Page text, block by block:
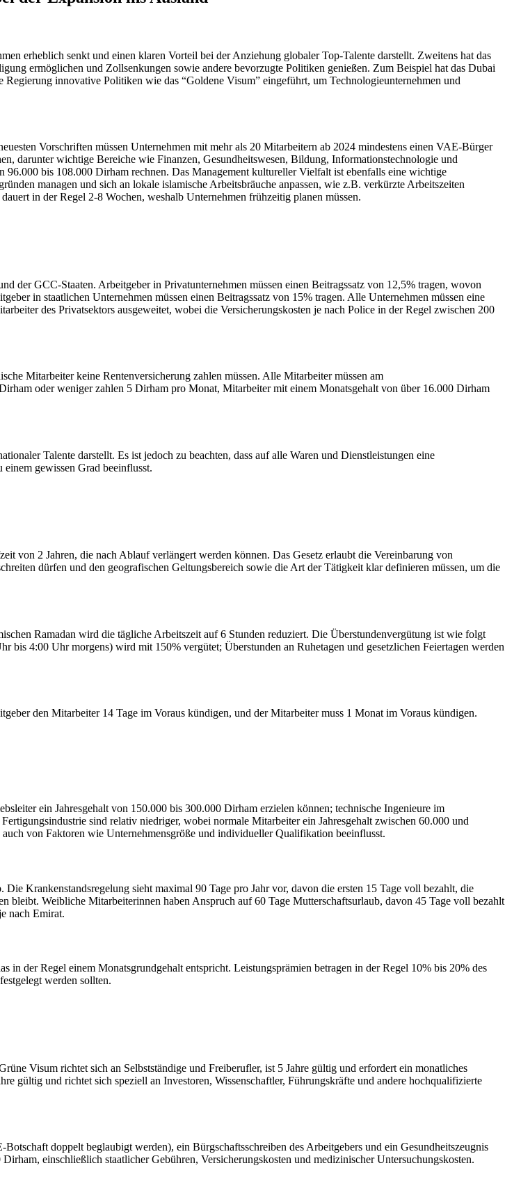
erheblich senkt und einen klaren Vorteil bei der Anziehung globaler Top-Talente darstellt. Zweitens hat das
ermöglichen und Zollsenkungen sowie andere bevorzugte Politiken genießen. Zum Beispiel hat das Dubai
innovative Politiken wie das “Goldene Visum” eingeführt, um Technologieunternehmen und
Vorschriften müssen Unternehmen mit mehr als 20 Mitarbeitern ab 2024 mindestens einen VAE-Bürger
darunter wichtige Bereiche wie Finanzen, Gesundheitswesen, Bildung, Informationstechnologie und
bis 108.000 Dirham rechnen. Das Management kultureller Vielfalt ist ebenfalls eine wichtige
managen und sich an lokale islamische Arbeitsbräuche anpassen, wie z.B. verkürzte Arbeitszeiten
in der Regel 2-8 Wochen, weshalb Unternehmen frühzeitig planen müssen.
der GCC-Staaten. Arbeitgeber in Privatunternehmen müssen einen Beitragssatz von 12,5% tragen, wovon
in staatlichen Unternehmen müssen einen Beitragssatz von 15% tragen. Alle Unternehmen müssen eine
des Privatsektors ausgeweitet, wobei die Versicherungskosten je nach Police in der Regel zwischen 200
Mitarbeiter keine Rentenversicherung zahlen müssen. Alle Mitarbeiter müssen am
oder weniger zahlen 5 Dirham pro Monat, Mitarbeiter mit einem Monatsgehalt von über 16.000 Dirham
Talente darstellt. Es ist jedoch zu beachten, dass auf alle Waren und Dienstleistungen eine
gewissen Grad beeinflusst.
von 2 Jahren, die nach Ablauf verlängert werden können. Das Gesetz erlaubt die Vereinbarung von
dürfen und den geografischen Geltungsbereich sowie die Art der Tätigkeit klar definieren müssen, um die
Ramadan wird die tägliche Arbeitszeit auf 6 Stunden reduziert. Die Überstundenvergütung ist wie folgt
bis 4:00 Uhr morgens) wird mit 150% vergütet; Überstunden an Ruhetagen und gesetzlichen Feiertagen werden
den Mitarbeiter 14 Tage im Voraus kündigen, und der Mitarbeiter muss 1 Monat im Voraus kündigen.
ein Jahresgehalt von 150.000 bis 300.000 Dirham erzielen können; technische Ingenieure im
sind relativ niedriger, wobei normale Mitarbeiter ein Jahresgehalt zwischen 60.000 und
von Faktoren wie Unternehmensgröße und individueller Qualifikation beeinflusst.
Krankenstandsregelung sieht maximal 90 Tage pro Jahr vor, davon die ersten 15 Tage voll bezahlt, die
bleibt. Weibliche Mitarbeiterinnen haben Anspruch auf 60 Tage Mutterschaftsurlaub, davon 45 Tage voll bezahlt
nach Emirat.
der Regel einem Monatsgrundgehalt entspricht. Leistungsprämien betragen in der Regel 10% bis 20% des
werden sollten.
Visum richtet sich an Selbstständige und Freiberufler, ist 5 Jahre gültig und erfordert ein monatliches
gültig und richtet sich speziell an Investoren, Wissenschaftler, Führungskräfte und andere hochqualifizierte
doppelt beglaubigt werden), ein Bürgschaftsschreiben des Arbeitgebers und ein Gesundheitszeugnis
einschließlich staatlicher Gebühren, Versicherungskosten und medizinischer Untersuchungskosten.